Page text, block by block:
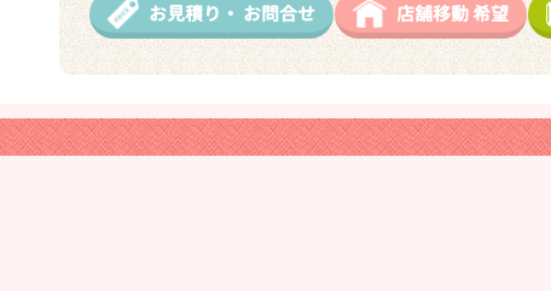
お見積り・ お問合せ 店舗移動希望